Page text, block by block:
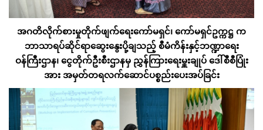
အဂတိလိုက်စားမှုတိုက်ဖျက်ရေးကော်မရှင်၊ ကော်မရှင်ဥက္ကဋ္ဌ က
ဘာသာရပ်ဆိုင်ရာဆွေးနွေးပို့ချသည့် စီမံကိန်းနှင့်ဘဏ္ဍာရေး
ဝန်ကြီးဌာန၊ ငွေတိုက်ဦးစီးဌာနမှ ညွှန်ကြားရေးမှူးချုပ် ဒေါ်စီစီပြုံး
အား အမှတ်တရလက်ဆောင်ပစ္စည်းပေးအပ်ခြင်း